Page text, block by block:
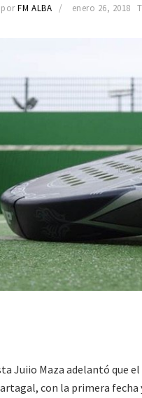
por FM ALBA enero 26, 2018
Juiio Maza adelantó que
con la primera fecha